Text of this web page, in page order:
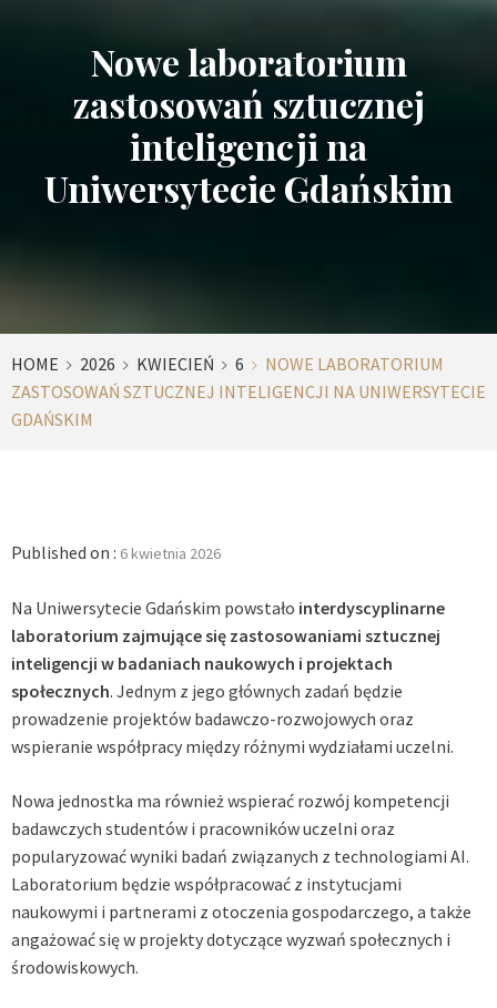
Nowe laboratorium
zastosowań sztucznej
inteligencji na
Uniwersytecie Gdańskim
HOME 2026 KWIECIEŃ 6
NOWE LABORATORIUM
ZASTOSOWAŃ SZTUCZNEJ INTELIGENCJI NA UNIWERSYTECIE
GDAŃSKIM
Published on : 6 kwietnia 2026
Na Uniwersytecie Gdańskim powstało interdyscyplinarne
laboratorium zajmujące się zastosowaniami sztucznej
inteligencji w badaniach naukowych i projektach
społecznych. Jednym z jego głównych zadań będzie
prowadzenie projektów badawczo-rozwojowych oraz
wspieranie współpracy między różnymi wydziałami uczelni.
Nowa jednostka ma również wspierać rozwój kompetencji
badawczych studentów i pracowników uczelni oraz
popularyzować wyniki badań związanych z technologiami AI.
Laboratorium będzie współpracować z instytucjami
naukowymi i partnerami z otoczenia gospodarczego, a także
angażować się w projekty dotyczące wyzwań społecznych i
środowiskowych.